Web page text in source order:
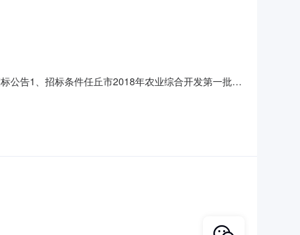
公告1、招标条件任丘市2018年农业综合开发第一批资
目概况与招标范围2.1项目名称：任丘市2018年农业综